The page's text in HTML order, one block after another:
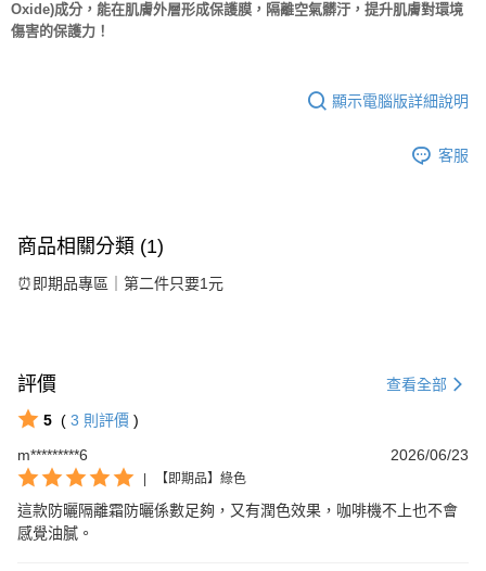
Oxide)成分，能在肌膚外層形成保護膜，隔離空氣髒汙，提升肌膚對環境
傷害的保護力！
顯示電腦版詳細說明
客服
商品相關分類 (1)
⏰即期品專區｜第二件只要1元
評價 查看全部
5 ( 3 則評價 )
m*********6
2026/06/23
【即期品】綠色
這款防曬隔離霜防曬係數足夠，又有潤色效果，咖啡機不上也不會
感覺油膩。